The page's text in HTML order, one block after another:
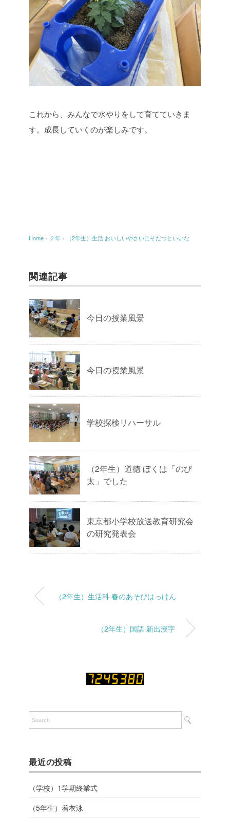
これから、みんなで水やりをして育てていきま
す。成長していくのが楽しみです。
Home › ２年 › （2年生）生活 おいしいやさいにそだつといいな
関連記事
今日の授業風景
今日の授業風景
学校探検リハーサル
（2年生）道徳 ぼくは「のび
太」でした
東京都小学校放送教育研究会
の研究発表会
（2年生）生活科 春のあそびはっけん
（2年生）国語 新出漢字
最近の投稿
（学校）1学期終業式
（5年生）着衣泳